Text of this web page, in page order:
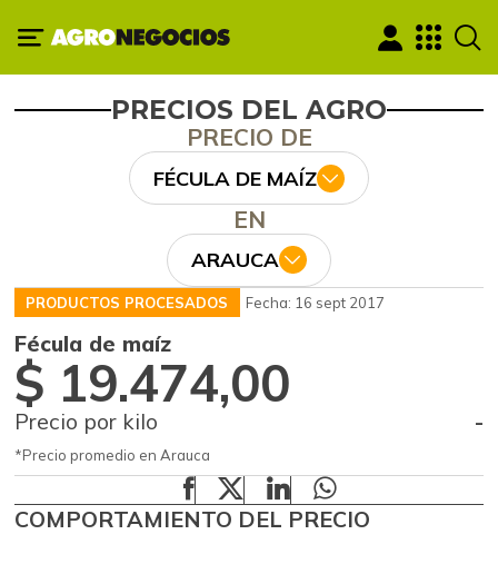
PRECIOS DEL AGRO
PRECIO DE
FÉCULA DE MAÍZ
EN
ARAUCA
PRODUCTOS PROCESADOS Fecha: 16 sept 2017
Fécula de maíz
$ 19.474,00
Precio por kilo -
*Precio promedio en Arauca
COMPORTAMIENTO DEL PRECIO